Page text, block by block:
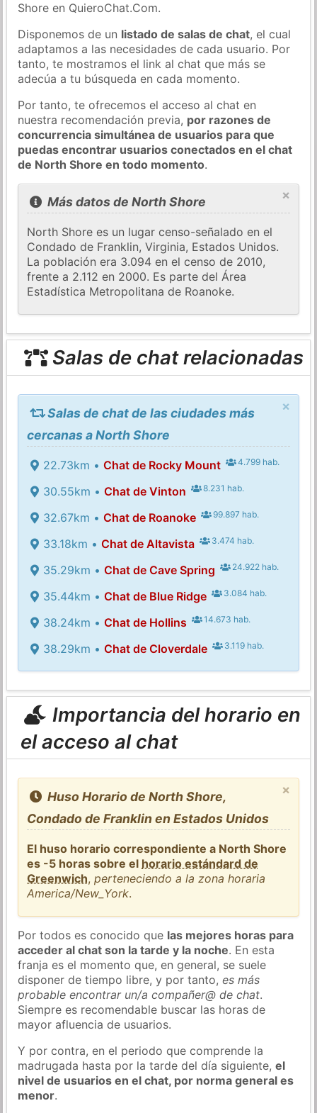
Shore en QuieroChat.Com.
Disponemos de un listado de salas de chat, el cual
adaptamos a las necesidades de cada usuario. Por
tanto, te mostramos el link al chat que más se
adecúa a tu búsqueda en cada momento.
Por tanto, te ofrecemos el acceso al chat en
nuestra recomendación previa, por razones de
concurrencia simultánea de usuarios para que
puedas encontrar usuarios conectados en el chat
de North Shore en todo momento.
×
Más datos de North Shore
North Shore es un lugar censo-señalado en el
Condado de Franklin, Virginia, Estados Unidos.
La población era 3.094 en el censo de 2010,
frente a 2.112 en 2000. Es parte del Área
Estadística Metropolitana de Roanoke.
Salas de chat relacionadas
×
Salas de chat de las ciudades más
cercanas a North Shore
22.73km • Chat de Rocky Mount 4.799 hab.
30.55km • Chat de Vinton 8.231 hab.
32.67km • Chat de Roanoke 99.897 hab.
33.18km • Chat de Altavista 3.474 hab.
35.29km • Chat de Cave Spring 24.922 hab.
35.44km • Chat de Blue Ridge 3.084 hab.
38.24km • Chat de Hollins 14.673 hab.
38.29km • Chat de Cloverdale 3.119 hab.
Importancia del horario en
el acceso al chat
×
Huso Horario de North Shore,
Condado de Franklin en Estados Unidos
El huso horario correspondiente a North Shore
es -5 horas sobre el horario estándard de
Greenwich,perteneciendo a la zona horaria
America/New_York.
Por todos es conocido que las mejores horas para
acceder al chat son la tarde y la noche. En esta
franja es el momento que, en general, se suele
disponer de tiempo libre, y por tanto,es más
probable encontrar un/a compañer@ de chat.
Siempre es recomendable buscar las horas de
mayor afluencia de usuarios.
Y por contra, en el periodo que comprende la
madrugada hasta por la tarde del día siguiente,el
nivel de usuarios en el chat, por norma general es
menor.